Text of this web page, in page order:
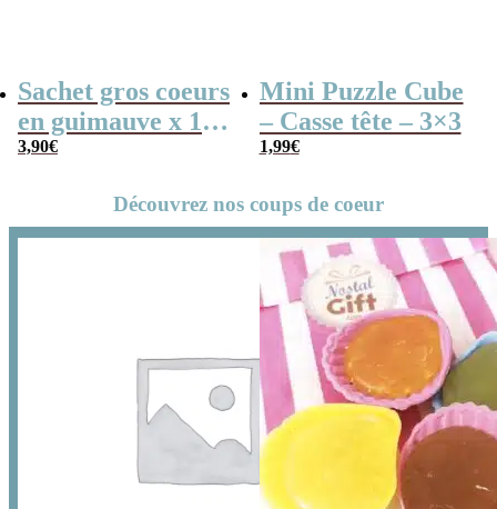
Sachet gros coeurs
en guimauve x 15
– “Merci
Collection arc-en-
ciel – Cadeau
3,90€
Mini Puzzle Cube
– Casse tête – 3×3
1,99€
Découvrez nos coups de coeur